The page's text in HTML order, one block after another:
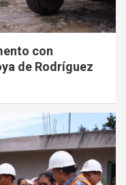
con
de Rodríguez